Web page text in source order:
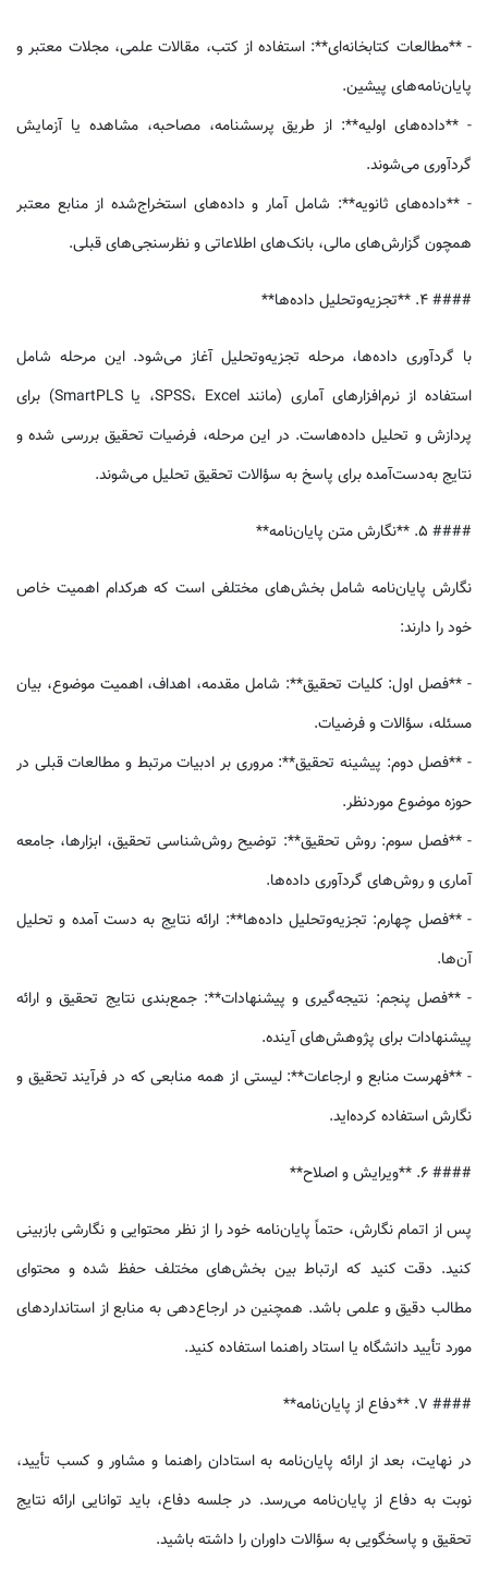
- **مطالعات کتابخانه‌ای**: استفاده از کتب، مقالات علمی، مجلات معتبر و
پایان‌نامه‌های پیشین.
- **داده‌های اولیه**: از طریق پرسشنامه، مصاحبه، مشاهده یا آزمایش
گردآوری می‌شوند.
- **داده‌های ثانویه**: شامل آمار و داده‌های استخراج‌شده از منابع معتبر
همچون گزارش‌های مالی، بانک‌های اطلاعاتی و نظرسنجی‌های قبلی.
#### 4. **تجزیه‌وتحلیل داده‌ها**
با گردآوری داده‌ها، مرحله تجزیه‌وتحلیل آغاز می‌شود. این مرحله شامل
استفاده از نرم‌افزارهای آماری (مانند SPSS، Excel، یا SmartPLS) برای
پردازش و تحلیل داده‌هاست. در این مرحله، فرضیات تحقیق بررسی شده و
نتایج به‌دست‌آمده برای پاسخ به سؤالات تحقیق تحلیل می‌شوند.
#### 5. **نگارش متن پایان‌نامه**
نگارش پایان‌نامه شامل بخش‌های مختلفی است که هرکدام اهمیت خاص
خود را دارند:
- **فصل اول: کلیات تحقیق**: شامل مقدمه، اهداف، اهمیت موضوع، بیان
مسئله، سؤالات و فرضیات.
- **فصل دوم: پیشینه تحقیق**: مروری بر ادبیات مرتبط و مطالعات قبلی در
حوزه موضوع موردنظر.
- **فصل سوم: روش تحقیق**: توضیح روش‌شناسی تحقیق، ابزارها، جامعه
آماری و روش‌های گردآوری داده‌ها.
- **فصل چهارم: تجزیه‌وتحلیل داده‌ها**: ارائه نتایج به دست آمده و تحلیل
آن‌ها.
- **فصل پنجم: نتیجه‌گیری و پیشنهادات**: جمع‌بندی نتایج تحقیق و ارائه
پیشنهادات برای پژوهش‌های آینده.
- **فهرست منابع و ارجاعات**: لیستی از همه منابعی که در فرآیند تحقیق و
نگارش استفاده کرده‌اید.
#### 6. **ویرایش و اصلاح**
پس از اتمام نگارش، حتماً پایان‌نامه خود را از نظر محتوایی و نگارشی بازبینی
کنید. دقت کنید که ارتباط بین بخش‌های مختلف حفظ شده و محتوای
مطالب دقیق و علمی باشد. همچنین در ارجاع‌دهی به منابع از استانداردهای
مورد تأیید دانشگاه یا استاد راهنما استفاده کنید.
#### 7. **دفاع از پایان‌نامه**
در نهایت، بعد از ارائه پایان‌نامه به استادان راهنما و مشاور و کسب تأیید،
نوبت به دفاع از پایان‌نامه می‌رسد. در جلسه دفاع، باید توانایی ارائه نتایج
تحقیق و پاسخگویی به سؤالات داوران را داشته باشید.